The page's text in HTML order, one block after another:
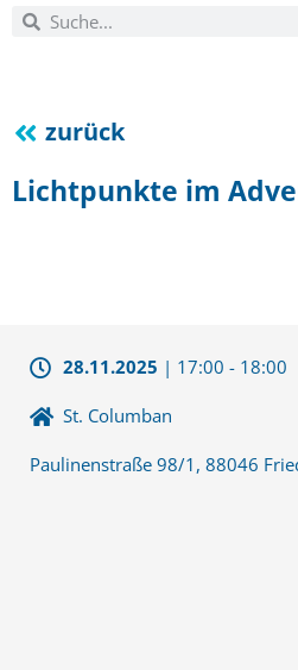
zurück
Lichtpunkte im
28.11.2025 | 17:00 - 18:00
St. Columban
Paulinenstraße 98/1, 88046